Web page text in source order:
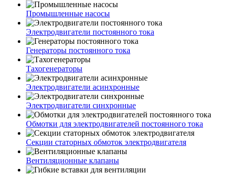
Промышленные насосы
Электродвигатели постоянного тока
Генераторы постоянного тока
Тахогенераторы
Электродвигатели асинхронные
Электродвигатели синхронные
Обмотки для электродвигателей постоянного тока
Секции статорных обмоток электродвигателя
Вентиляционные клапаны